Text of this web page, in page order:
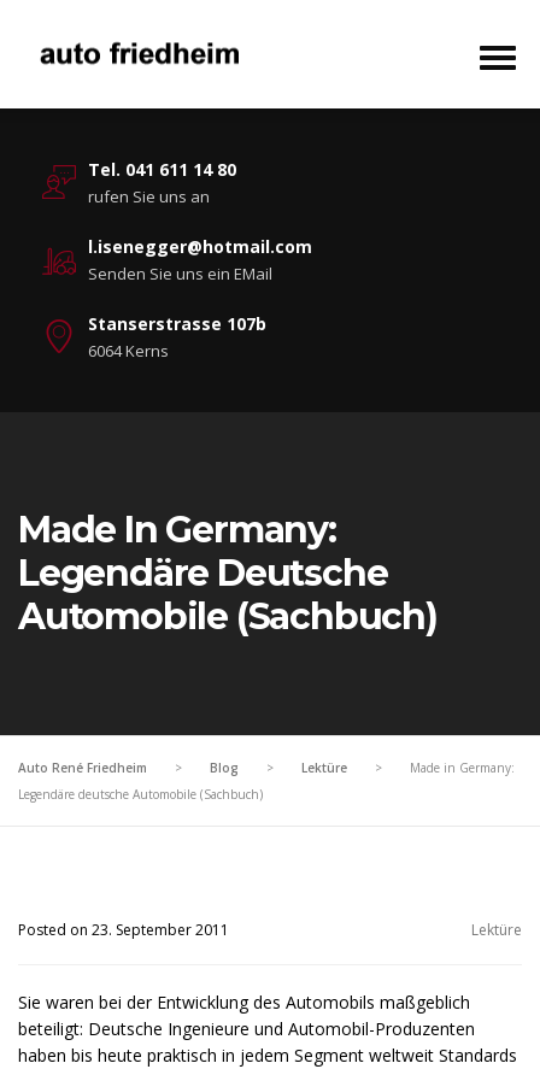
Tel. 041 611 14 80
rufen Sie uns an
l.isenegger@hotmail.com
Senden Sie uns ein EMail
Stanserstrasse 107b
6064 Kerns
Made In Germany:
Legendäre Deutsche
Automobile (Sachbuch)
Auto René Friedheim > Blog > Lektüre >
Made in Germany:
Legendäre deutsche Automobile (Sachbuch)
Posted on 23. September 2011 Lektüre
Sie waren bei der Entwicklung des Automobils maßgeblich
beteiligt: Deutsche Ingenieure und Automobil-Produzenten
haben bis heute praktisch in jedem Segment weltweit Standards